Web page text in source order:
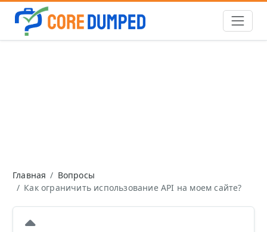
Главная
Вопросы
Как ограничить использование API на моем сайте?